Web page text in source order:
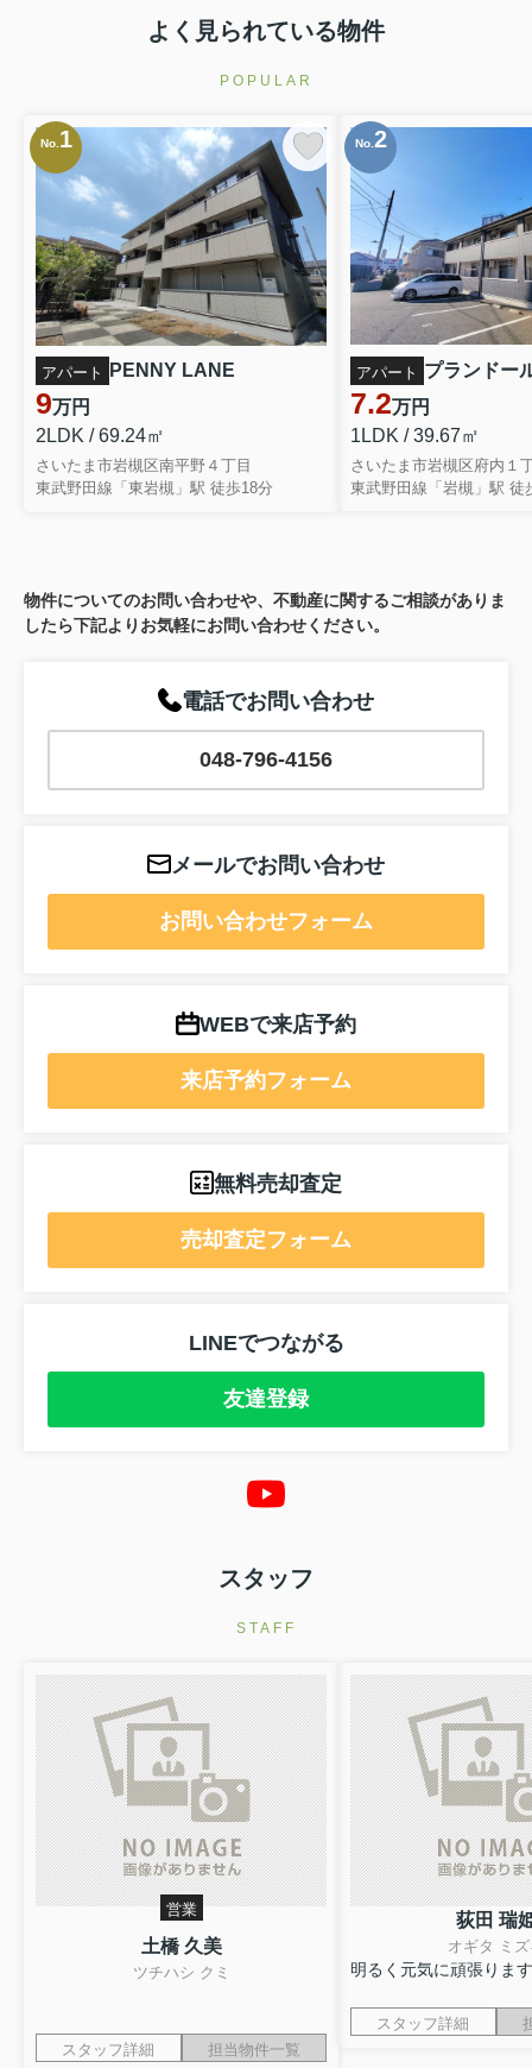
よく見られている物件
POPULAR
No. 1
アパート PENNY LANE
9万円
2LDK / 69.24㎡
さいたま市岩槻区南平野４丁目
東武野田線「東岩槻」駅 徒歩18分
No. 2
アパート プランドー
7.2万円
1LDK / 39.67㎡
さいたま市岩槻区府内１
東武野田線「岩槻」駅 徒
物件についてのお問い合わせや、不動産に関するご相談がありま
したら下記よりお気軽にお問い合わせください。
電話でお問い合わせ
048-796-4156
メールでお問い合わせ
お問い合わせフォーム
WEBで来店予約
来店予約フォーム
無料売却査定
売却査定フォーム
LINEでつながる
友達登録
スタッフ
STAFF
営業
土橋 久美
ツチハシ クミ
スタッフ詳細 担当物件一覧
荻田 瑞
オギタ ミズ
明るく元気に頑張りま
スタッフ詳細